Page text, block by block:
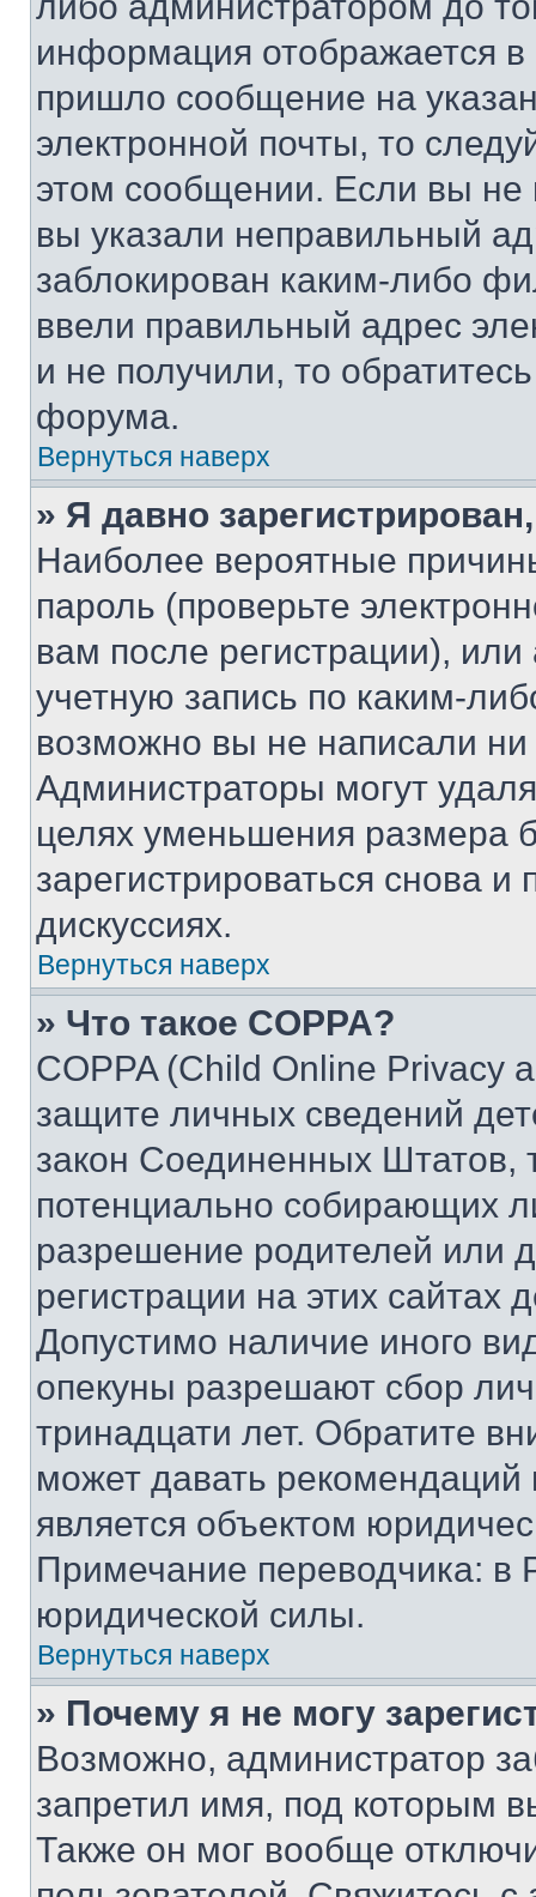
информация отображается
пришло сообщение на
электронной почты, то
этом сообщении. Если вы
вы указали неправильный
заблокирован каким-либо
ввели правильный адрес
и не получили, то
форума.
Вернуться наверх
» Я давно
Наиболее вероятные
пароль (проверьте
вам после регистрации),
учетную запись по каким-
возможно вы не написали
Администраторы могут
целях уменьшения размера
зарегистрироваться снова и
дискуссиях.
Вернуться наверх
» Что такое COPPA?
COPPA (Child Online Privacy
защите личных сведений
закон Соединенных Штатов,
потенциально собирающих
разрешение родителей или
регистрации на этих сайтах
Допустимо наличие иного
опекуны разрешают сбор
тринадцати лет. Обратите
может давать
является объектом
Примечание переводчика: в
юридической силы.
Вернуться наверх
» Почему я не могу
Возможно, администратор
запретил имя, под которым
Также он мог вообще